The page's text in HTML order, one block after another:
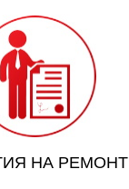
НА РЕМОНТ